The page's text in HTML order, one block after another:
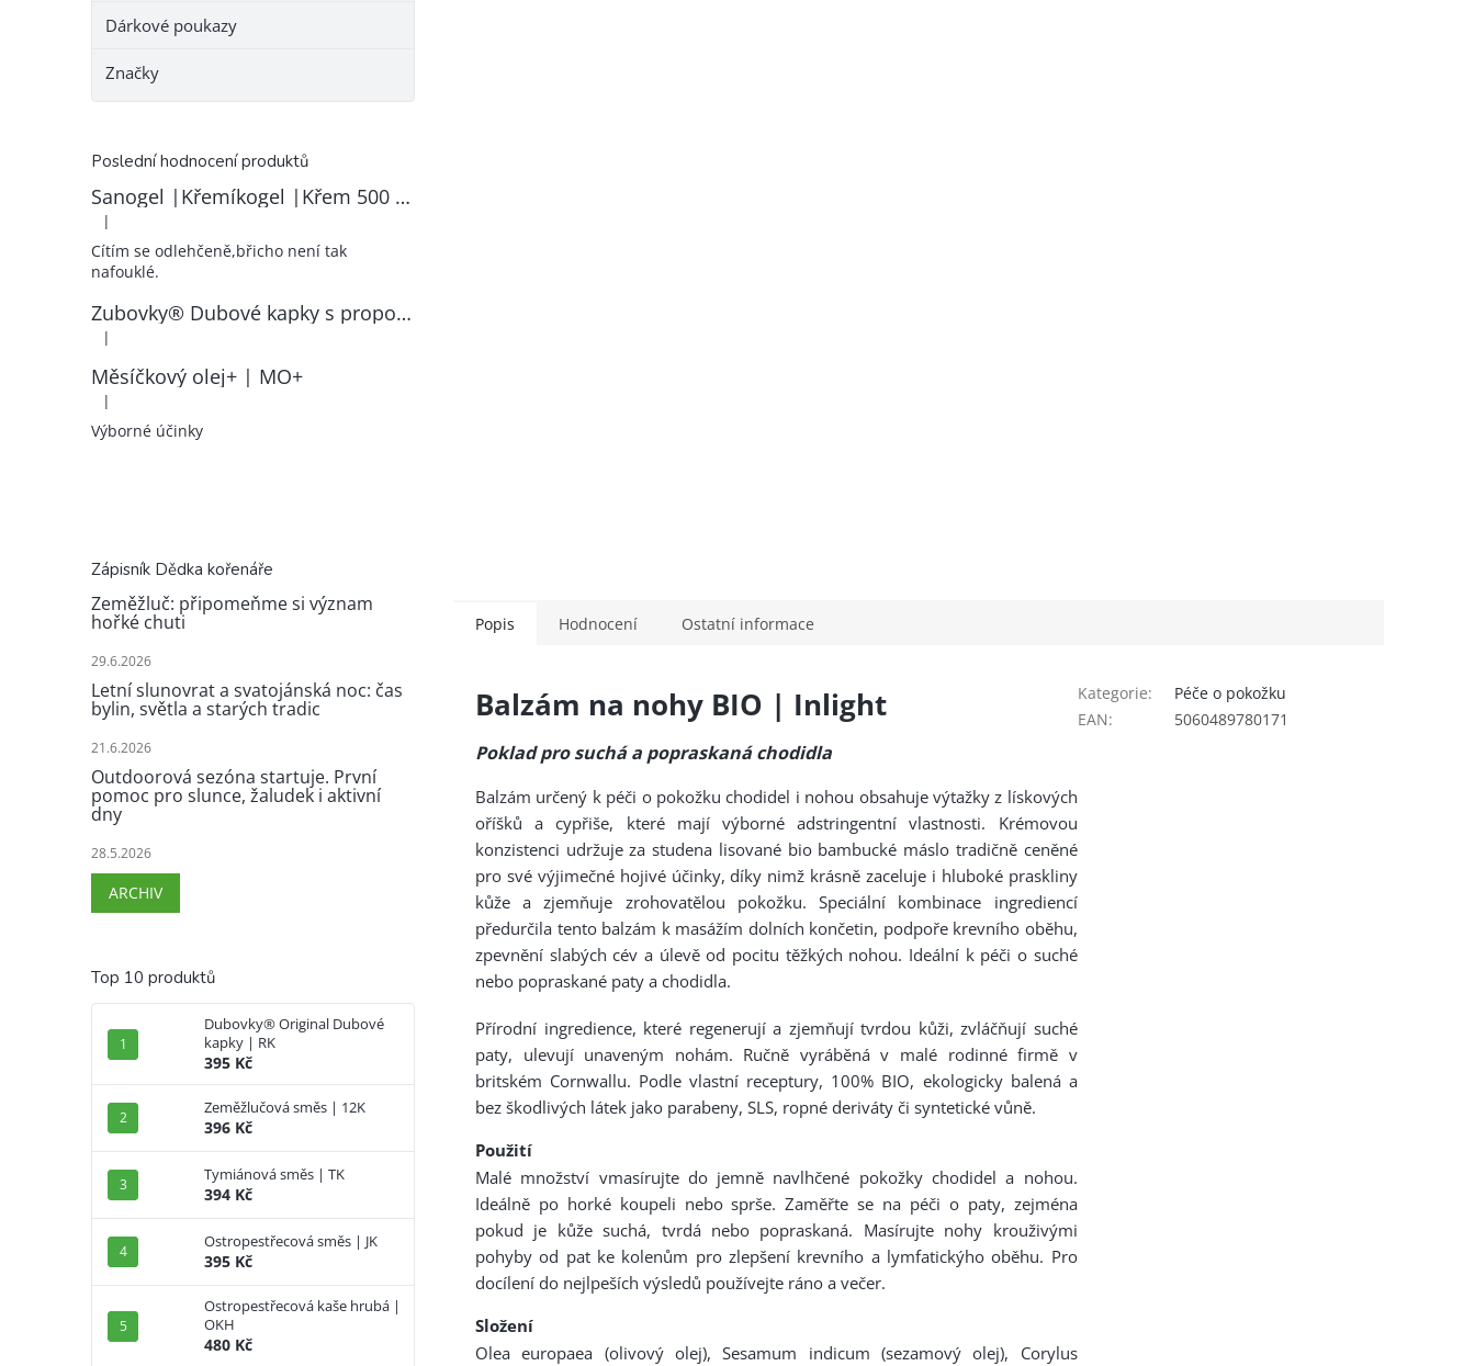
Dárkové poukazy
Značky
Poslední hodnocení produktů
Sanogel |Křemíkogel |Křem 500 ml
Hodnocení produktu je 5 z 5 hvězdiček.
|
Cítím se odlehčeně,břicho není tak
nafouklé.
Zubovky® Dubové kapky s propolisem | RK–ZP
Hodnocení produktu je 5 z 5 hvězdiček.
|
Měsíčkový olej+ | MO+
Hodnocení produktu je 5 z 5 hvězdiček.
|
Výborné účinky
Zápisník Dědka kořenáře
Zeměžluč: připomeňme si význam
hořké chuti
29.6.2026
Letní slunovrat a svatojánská noc: čas
bylin, světla a starých tradic
21.6.2026
Outdoorová sezóna startuje. První
pomoc pro slunce, žaludek i aktivní
dny
28.5.2026
ARCHIV
Top 10 produktů
Dubovky® Original Dubové
kapky | RK
395 Kč
Zeměžlučová směs | 12K
396 Kč
Tymiánová směs | TK
394 Kč
Ostropestřecová směs | JK
395 Kč
Ostropestřecová kaše hrubá |
OKH
480 Kč
Popis Hodnocení Ostatní informace
Balzám na nohy BIO | Inlight
Poklad pro suchá a popraskaná chodidla
Balzám určený k péči o pokožku chodidel i nohou obsahuje výtažky z lískových
oříšků a cypřiše, které mají výborné adstringentní vlastnosti. Krémovou
konzistenci udržuje za studena lisované bio bambucké máslo tradičně ceněné
pro své výjimečné hojivé účinky, díky nimž krásně zaceluje i hluboké praskliny
kůže a zjemňuje zrohovatělou pokožku. Speciální kombinace ingrediencí
předurčila tento balzám k masážím dolních končetin, podpoře krevního oběhu,
zpevnění slabých cév a úlevě od pocitu těžkých nohou. Ideální k péči o suché
nebo popraskané paty a chodidla.
Přírodní ingredience, které regenerují a zjemňují tvrdou kůži, zvláčňují suché
paty, ulevují unaveným nohám. Ručně vyráběná v malé rodinné firmě v
britském Cornwallu. Podle vlastní receptury, 100% BIO, ekologicky balená a
bez škodlivých látek jako parabeny, SLS, ropné deriváty či syntetické vůně.
Použití
Malé množství vmasírujte do jemně navlhčené pokožky chodidel a nohou.
Ideálně po horké koupeli nebo sprše. Zaměřte se na péči o paty, zejména
pokud je kůže suchá, tvrdá nebo popraskaná. Masírujte nohy krouživými
pohyby od pat ke kolenům pro zlepšení krevního a lymfatickýho oběhu. Pro
docílení do nejlpeších výsledů používejte ráno a večer.
Složení
Olea europaea (olivový olej), Sesamum indicum (sezamový olej), Corylus
Kategorie:
Péče o pokožku
EAN: 5060489780171